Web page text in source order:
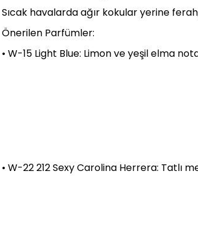
Sıcak havalarda ağır kokular yerine
Önerilen Parfümler:
• W-15 Light Blue: Limon ve yeşil elma
• W-22 212 Sexy Carolina Herrera: Tatlı